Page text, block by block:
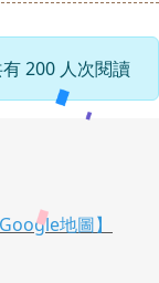
200 人次閱讀
Google地圖】